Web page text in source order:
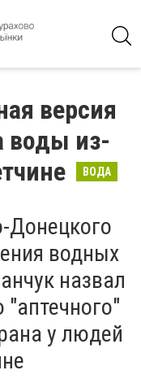
версия
воды из-
ВОДА
Донецкого
водных
назвал
у людей